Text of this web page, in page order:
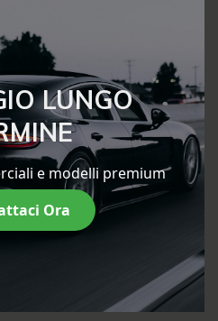
LUNGO
e modelli premium
Ora